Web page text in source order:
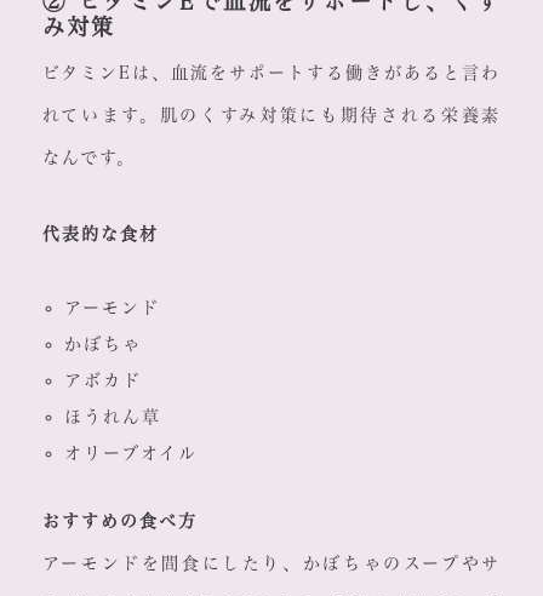
み対策
ビタミンEは、血流をサポートする働きがあると言わ
れています。肌のくすみ対策にも期待される栄養素
なんです。
代表的な食材
アーモンド
かぼちゃ
アボカド
ほうれん草
オリーブオイル
おすすめの食べ方
アーモンドを間食にしたり、かぼちゃのスープやサ